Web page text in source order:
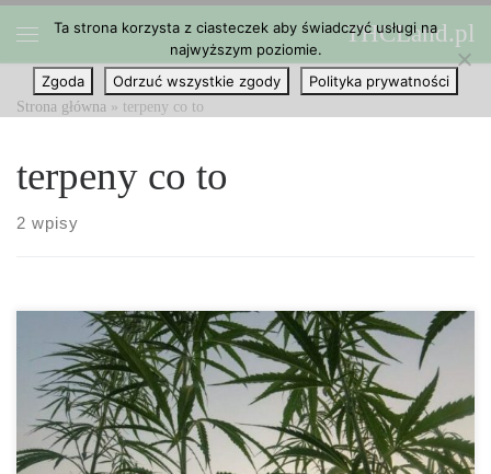
Przejdź do treści THCLand.pl
Strona główna » terpeny co to
terpeny co to
2 wpisy
Dowiedz się, co łączy terpeny i stany zapalne, oraz jak w jaki
sposób możemy je wykorzystać na naszą korzyść. Stany zapalne są
dużym problemem wielu ludzi na całym świecie… czy terpeny
Ta strona korzysta z ciasteczek aby świadczyć usługi na
najwyższym poziomie.
Zgoda
Odrzuć wszystkie zgody Polityka prywatności